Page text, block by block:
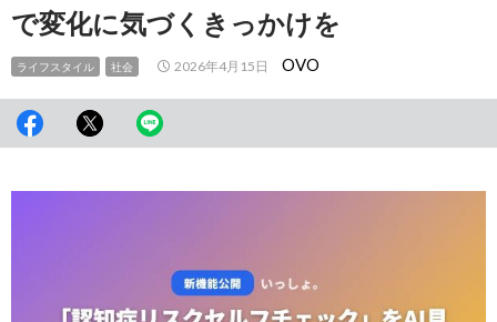
で変化に気づくきっかけを
ライフスタイル 社会 2026年4月15日 OVO